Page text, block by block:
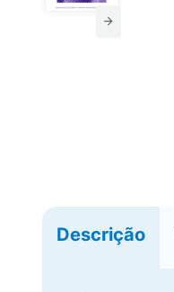
Descrição